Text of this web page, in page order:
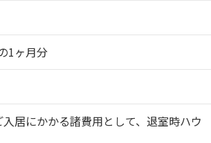
1ヶ月分
居にかかる諸費用として、退室時ハウ